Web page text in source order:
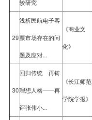
较研究
29
浅析民航电子客
票市场存在的问
题及应对...
《商业文
化》
30
回归传统 再铸
理想人格——再
评张伟小...
《长江师范
学院学报》